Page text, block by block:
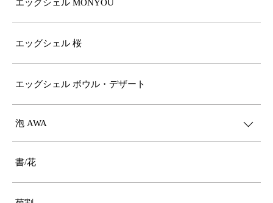
エッグシェル MONYOU
エッグシェル 桜
エッグシェル ボウル・デザート
泡 AWA
書/花